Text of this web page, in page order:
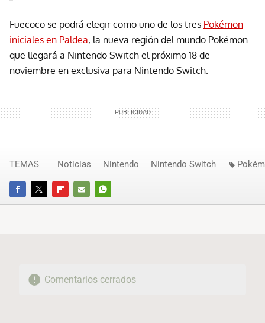
Fuecoco se podrá elegir como uno de los tres Pokémon
iniciales en Paldea, la nueva región del mundo Pokémon
que llegará a Nintendo Switch el próximo 18 de
noviembre en exclusiva para Nintendo Switch.
FACEBOOKTWITTERFLIPBOARD
E-
WHATSAPP
TEMAS Noticias Nintendo Nintendo Switch
Comentarios cerrados